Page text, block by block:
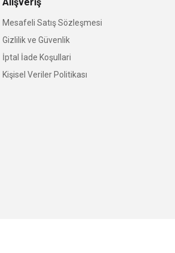
Mesafeli Satış Sözleşmesi
Gizlilik ve Güvenlik
İptal İade Koşullari
Kişisel Veriler Politikası